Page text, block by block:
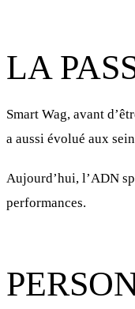
LA
Smart Wag, avant
a aussi évolué aux
Aujourd’hui, l’ADN
performances.